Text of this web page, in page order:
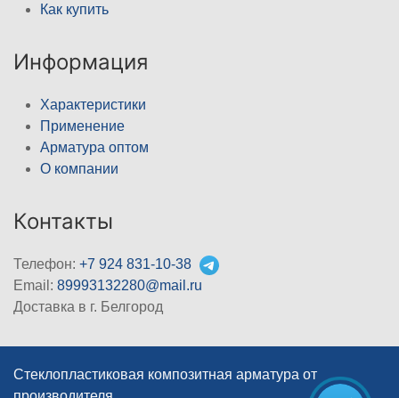
Как купить
Информация
Характеристики
Применение
Арматура оптом
О компании
Контакты
Телефон: +7 924 831-10-38
Email: 89993132280@mail.ru
Доставка в г. Белгород
Стеклопластиковая композитная арматура от